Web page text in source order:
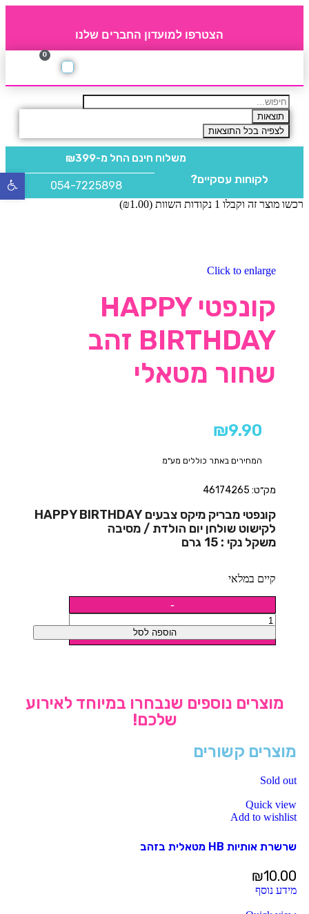
הצטרפו למועדון החברים שלנו
0
תוצאות
לצפיה בכל התוצאות
משלוח חינם החל מ-₪399
לקוחות עסקיים? 054-7225898
רכשו מוצר זה וקבלו 1 נקודות השוות ( ₪1.00
)
Click to enlarge
קונפטי HAPPY
BIRTHDAY זהב
שחור מטאלי
₪9.90
המחירים באתר כוללים מע"מ
מק״ט: 46174265
קונפטי מבריק מיקס צבעים HAPPY BIRTHDAY
לקישוט שולחן יום הולדת / מסיבה
משקל נקי : 15 גרם
קיים במלאי
הוספה לסל
מוצרים נוספים שנבחרו במיוחד לאירוע
שלכם!
מוצרים קשורים
Sold out
Quick view
Add to wishlist
שרשרת אותיות HB מטאלית בזהב
₪10.00
מידע נוסף
פתח